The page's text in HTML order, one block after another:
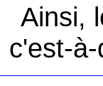
Ainsi,
c'est-